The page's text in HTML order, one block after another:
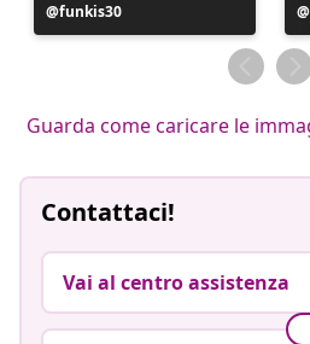
Post
pubblicato
funkis30
Guarda come caricare le
Contattaci!
Vai al centro assistenza